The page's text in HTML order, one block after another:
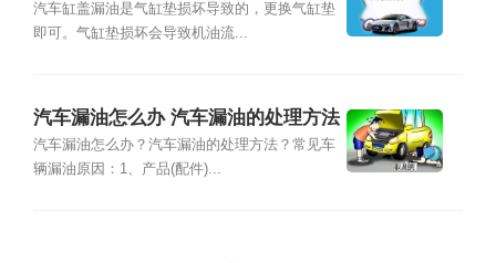
汽车缸盖漏油是气缸垫损坏导致的，更换气缸垫
即可。气缸垫损坏会导致机油流...
汽车漏油怎么办 汽车漏油的处理方法
汽车漏油怎么办？汽车漏油的处理方法？常见车
辆漏油原因：1、产品(配件)...